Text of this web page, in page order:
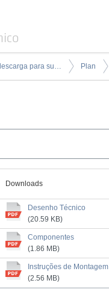
Placas de descarga para suportes e tanques de encastrar Plan
Downloads
Desenho Técnico
(20.59 KB)
Componentes
(1.86 MB)
Instruções de Montagem
(2.56 MB)